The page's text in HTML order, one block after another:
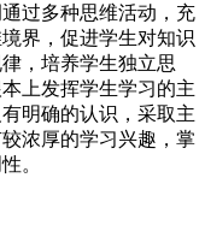
过多种思维活动，充
界，促进学生对知识
，培养学生独立思
上发挥学生学习的主
明确的认识，采取主
浓厚的学习兴趣，掌
。